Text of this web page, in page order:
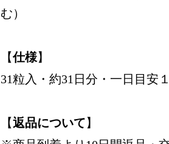
む）
【仕様】
31粒入・約31日分・一日目安
【返品について】